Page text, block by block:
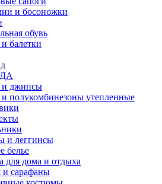
и босоножки
обувь
балетки
джинсы
полукомбинезоны утепленные
и леггинсы
белье
для дома и отдыха
и сарафаны